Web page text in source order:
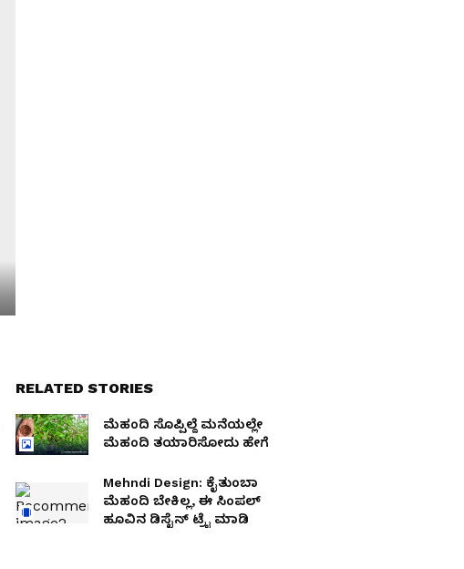
RELATED STORIES
ಮೆಹಂದಿ ಸೊಪ್ಪಿಲ್ದೆ ಮನೆಯಲ್ಲೇ
ಮೆಹಂದಿ ತಯಾರಿಸೋದು ಹೇಗೆ
Mehndi Design: ಕೈತುಂಬಾ
ಮೆಹಂದಿ ಬೇಕಿಲ್ಲ, ಈ ಸಿಂಪಲ್
ಹೂವಿನ ಡಿಸೈನ್ ಟ್ರೈ ಮಾಡಿ